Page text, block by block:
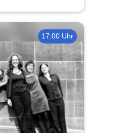
17:00 Uhr